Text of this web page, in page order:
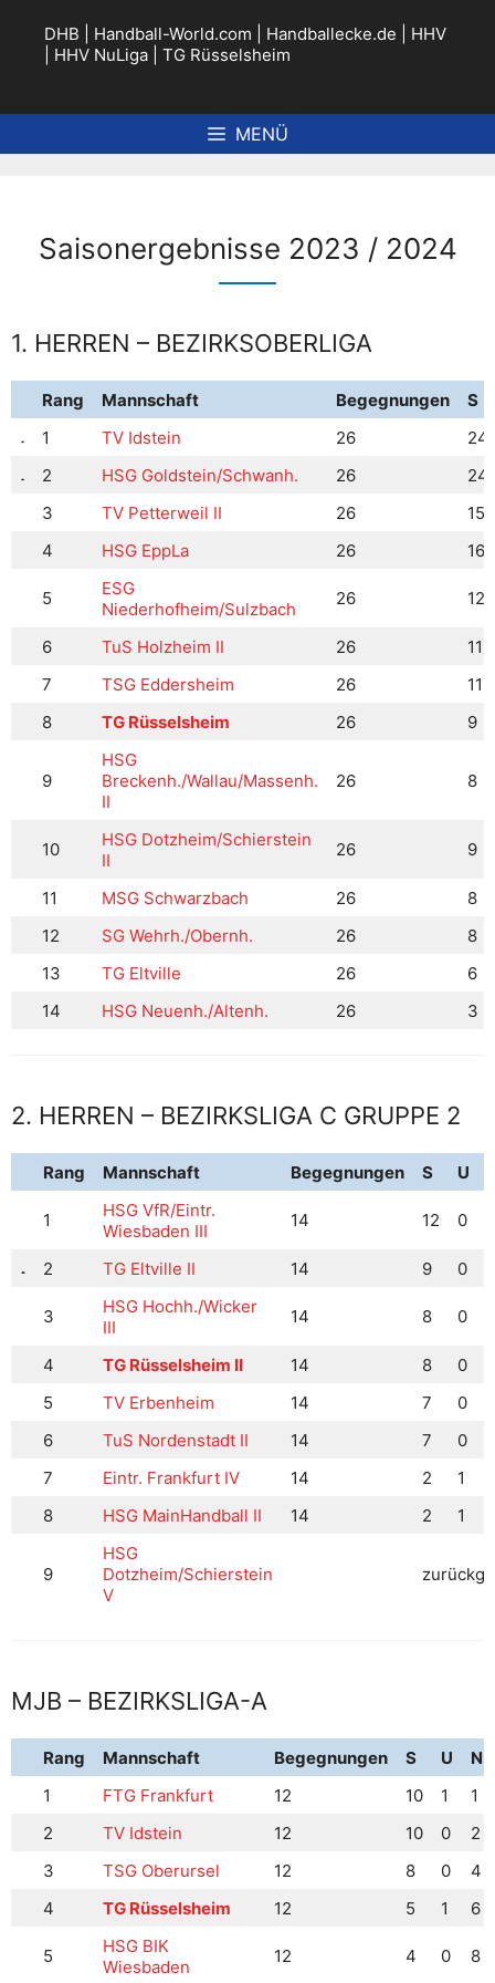
springen
DHB Handball-World.com Handballecke.de
HHV
HHV NuLiga TG Rüsselsheim
MENÜ
Saisonergebnisse 2023 / 2024
1. HERREN – BEZIRKSOBERLIGA
Rang Mannschaft Begegnungen
S
1
TV Idstein 26
24
2
HSG Goldstein/Schwanh. 26
24
3
TV Petterweil II 26
15
4
HSG EppLa 26 16
5
ESG
Niederhofheim/Sulzbach
26 12
6 TuS Holzheim II 26
11
7
TSG Eddersheim 26
11
8
TG Rüsselsheim 26 9
9
HSG
Breckenh./Wallau/Massenh.
II
26 8
10
HSG Dotzheim/Schierstein
II
26 9
11 MSG Schwarzbach 26
8
12
SG Wehrh./Obernh. 26
8
13
TG Eltville 26
6
14
HSG Neuenh./Altenh. 26 3
2. HERREN – BEZIRKSLIGA C GRUPPE 2
Rang Mannschaft Begegnungen S U
1
HSG VfR/Eintr.
Wiesbaden III
14 12 0
2 TG Eltville II 14 9 0
3
HSG Hochh./Wicker
III
14 8 0
4 TG Rüsselsheim II 14 8 0
5
TV Erbenheim 14 7 0
6
TuS Nordenstadt II 14 7 0
7
Eintr. Frankfurt IV 14 2 1
8
HSG MainHandball II 14 2 1
9
HSG
Dotzheim/Schierstein
V
MJB – BEZIRKSLIGA-A
Rang Mannschaft Begegnungen S U
N
1
FTG Frankfurt 12 10 1
1
2
TV Idstein 12 10 0
2
3
TSG Oberursel 12 8 0
4
4
TG Rüsselsheim 12 5 1 6
5
HSG BIK
Wiesbaden
12 4 0 8